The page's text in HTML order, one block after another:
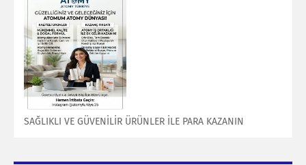
SAĞLIKLI VE GÜVENİLİR ÜRÜNLER İLE PARA KAZANIN